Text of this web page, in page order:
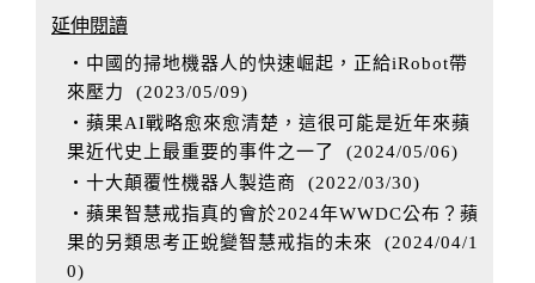
延伸閱讀
‧中國的掃地機器人的快速崛起，正給iRobot帶
來壓力
(2023/05/09)
‧蘋果AI戰略愈來愈清楚，這很可能是近年來蘋
果近代史上最重要的事件之一了
(2024/05/06)
‧十大顛覆性機器人製造商
(2022/03/30)
‧蘋果智慧戒指真的會於2024年WWDC公布？蘋
果的另類思考正蛻變智慧戒指的未來
(2024/04/1
0)